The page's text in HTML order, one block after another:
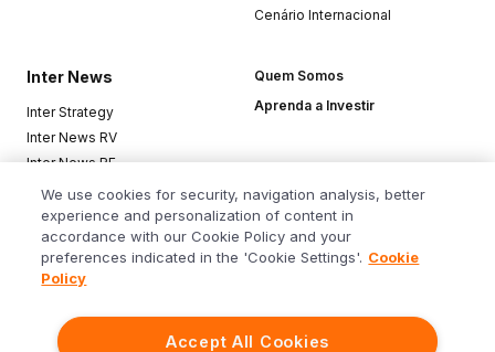
Cenário Internacional
Inter News
Inter Strategy
Inter News RV
Inter News RF
Top Funds
Quem Somos
Aprenda a Investir
Baixe o app
We use cookies for security, navigation analysis, better
experience and personalization of content in
accordance with our Cookie Policy and your
preferences indicated in the 'Cookie Settings'. Cookie
Policy
Accept All Cookies